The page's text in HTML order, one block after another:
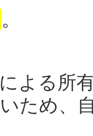
。
よる所
ため、